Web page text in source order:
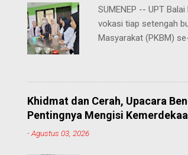
SUMENEP -- UPT
vokasi tiap setengah
Masyarakat (PKBM)
hingga kejuruan
masing. Kehadiran
Juhairiyah, peserta
"Saya sangat senang
keterampilan baru,
Khidmat dan Cerah, Upacara
Pentingnya Mengisi
-Agustus 03, 2026